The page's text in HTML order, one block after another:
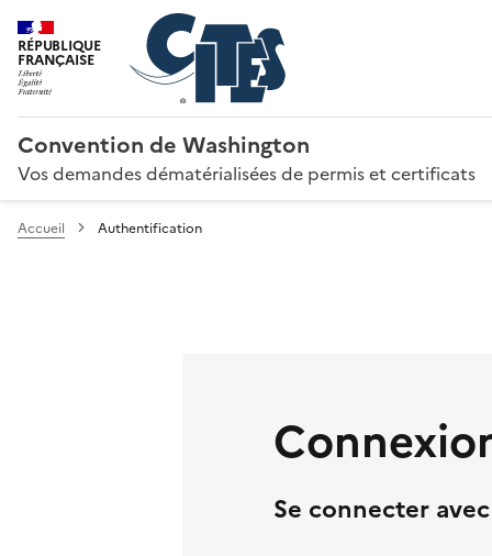
RÉPUBLIQUE
FRANÇAISE
Convention de Washington
Vos demandes dématérialisées de permis et certificats
Accueil Authentification
Se connecter